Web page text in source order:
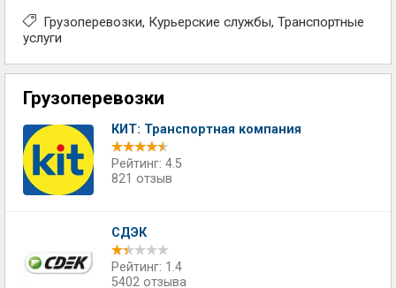
Грузоперевозки Курьерские службы Транспортные
услуги
Грузоперевозки
КИТ: Транспортная компания
Рейтинг: 4.5
821 отзыв
СДЭК
Рейтинг: 1.4
5402 отзыва